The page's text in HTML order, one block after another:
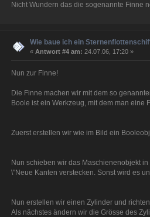
Nicht Wundern das die sogenannte Finne
Wie baue ich ein
« Antwort #4 am: 24.07.06, 17:20 »
Nun zur Finne!
Die Finne machen wir mit dem so
Boole ist ein Werkzeug, mit dem man eine
Zuerst erstellen wir wie im Bild ein
Nun schieben wir das Maschienenobjekt
\"Neue Kanten verstecken. Sonst wird es
Nun erstellen wir einen Zylinder und
Als nächstes ändern wir die Grösse des